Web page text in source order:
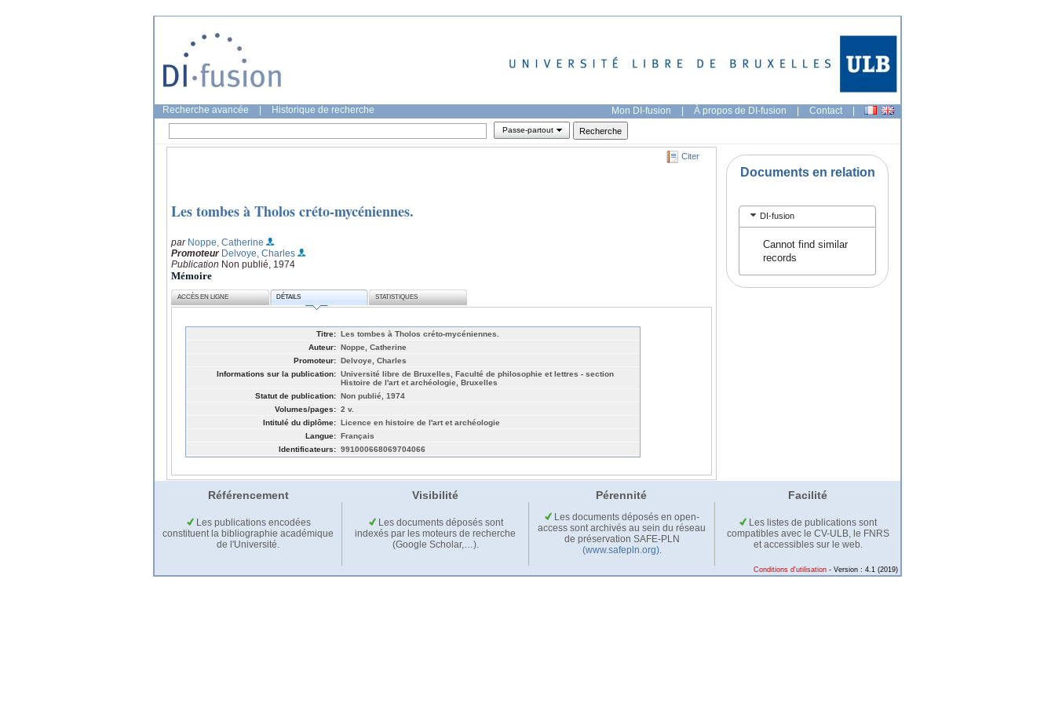
Recherche avancée Historique de recherche Mon DI-fusion | À propos de DI-fusion | Contact |
Passe-partout
Citer
Les tombes à Tholos créto-mycéniennes.
par Noppe, Catherine
Promoteur Delvoye, Charles
Publication Non publié, 1974
Mémoire
ACCÈS EN LIGNE DÉTAILS STATISTIQUES
Titre: Les tombes à Tholos créto-mycéniennes.
Auteur: Noppe, Catherine
Promoteur: Delvoye, Charles
Informations sur la publication: Université libre de Bruxelles, Faculté de philosophie et lettres - section
Histoire de l'art et archéologie, Bruxelles
Statut de publication: Non publié, 1974
Volumes/pages: 2 v.
Intitulé du diplôme: Licence en histoire de l'art et archéologie
Langue: Français
Identificateurs: 991000668069704066
Documents en relation
DI-fusion
Cannot find similar
records
Référencement Visibilité Pérennité Facilité
Les publications encodées
constituent la bibliographie académique
de l'Université.
Les documents déposés sont
indexés par les moteurs de recherche
(Google Scholar,…).
Les documents déposés en open-
access sont archivés au sein du réseau
de préservation SAFE-PLN
(www.safepln.org).
Les listes de publications sont
compatibles avec le CV-ULB, le FNRS
et accessibles sur le web.
Conditions d'utilisation - Version : 4.1 (2019)